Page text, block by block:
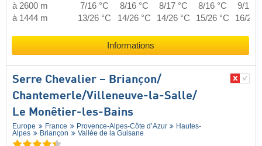
à 2600 m 7/16 °C 8/16 °C 8/17 °C 8/16 °C
9/17
à 1444 m
13/26 °C 14/26 °C 14/26 °C 15/26 °C 16/26
Informations
Serre Chevalier – Briançon/​
Chantemerle/​Villeneuve-la-Salle/​
Le Monêtier-les-Bains
Europe France Provence-Alpes-Côte d’Azur
Hautes-
Alpes
Briançon Vallée de la Guisane